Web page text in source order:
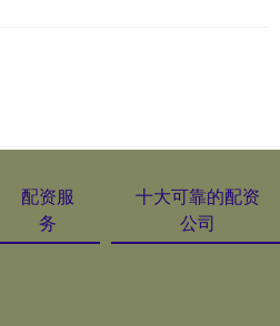
配资服
务
十大可靠的配资
公司